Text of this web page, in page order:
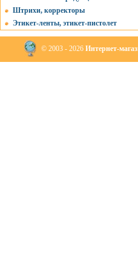
Штрихи, корректоры
Этикет-ленты, этикет-пистолет
© 2003 - 2026 Интернет-